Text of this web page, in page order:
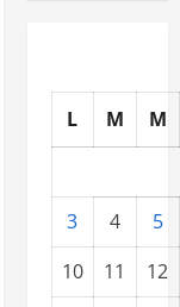
L M M
3 4
5
10
11
12